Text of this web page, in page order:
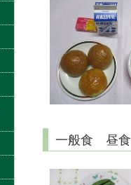
一般食 昼食